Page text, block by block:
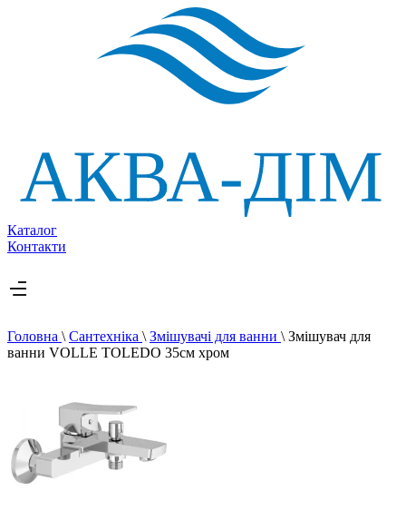
Каталог
Контакти
Головна \ Сантехніка \ Змішувачі для ванни \ Змішувач для
ванни VOLLE TOLEDO 35см хром